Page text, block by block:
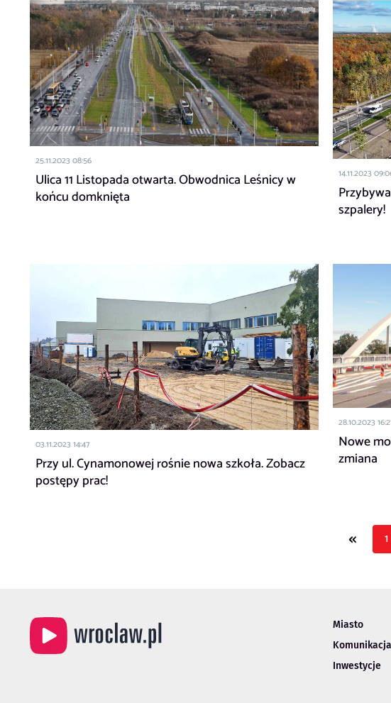
25.11.2023 08:56
Ulica 11 Listopada otwarta. Obwodnica Leśnicy w
końcu domknięta
14.11.2023
szpalery!
03.11.2023 14:47
Przy ul. Cynamonowej rośnie nowa szkoła. Zobacz
postępy prac!
28.10.2023
Nowe
zmiana
« 1
Miasto
Komunikacja
Inwestycje